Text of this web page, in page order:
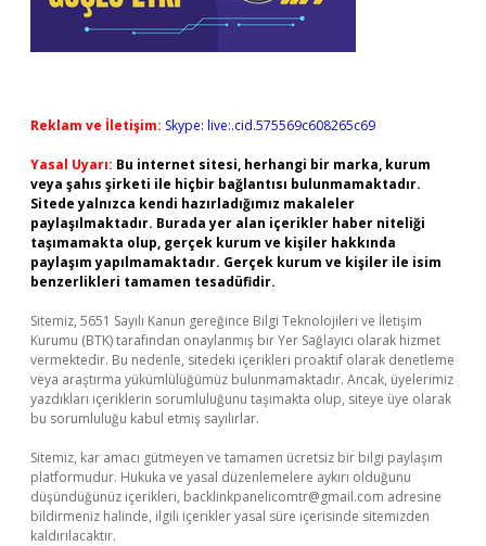
Reklam ve İletişim: Skype: live:.cid.575569c608265c69
Yasal Uyarı: Bu internet sitesi, herhangi bir marka, kurum
veya şahıs şirketi ile hiçbir bağlantısı bulunmamaktadır.
Sitede yalnızca kendi hazırladığımız makaleler
paylaşılmaktadır. Burada yer alan içerikler haber niteliği
taşımamakta olup, gerçek kurum ve kişiler hakkında
paylaşım yapılmamaktadır. Gerçek kurum ve kişiler ile isim
benzerlikleri tamamen tesadüfidir.
Sitemiz, 5651 Sayılı Kanun gereğince Bilgi Teknolojileri ve İletişim
Kurumu (BTK) tarafından onaylanmış bir Yer Sağlayıcı olarak hizmet
vermektedir. Bu nedenle, sitedeki içerikleri proaktif olarak denetleme
veya araştırma yükümlülüğümüz bulunmamaktadır. Ancak, üyelerimiz
yazdıkları içeriklerin sorumluluğunu taşımakta olup, siteye üye olarak
bu sorumluluğu kabul etmiş sayılırlar.
Sitemiz, kar amacı gütmeyen ve tamamen ücretsiz bir bilgi paylaşım
platformudur. Hukuka ve yasal düzenlemelere aykırı olduğunu
düşündüğünüz içerikleri, backlinkpanelicomtr@gmail.com adresine
bildirmeniz halinde, ilgili içerikler yasal süre içerisinde sitemizden
kaldırılacaktır.